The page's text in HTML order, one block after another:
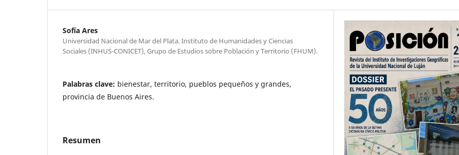
Sofía Ares
Universidad Nacional de Mar del Plata. Instituto de Humanidades y Ciencias
Sociales (INHUS-CONICET), Grupo de Estudios sobre Población y Territorio (FHUM).
Palabras clave: bienestar, territorio, pueblos pequeños y grandes,
provincia de Buenos Aires.
Resumen